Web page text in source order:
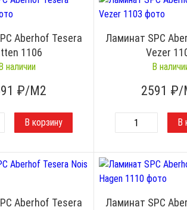
Aberhof Tesera
1106
наличии
₽/М2
Ламинат SPC
Vezer
В
2591 ₽/
Aberhof Tesera
Ламинат SPC